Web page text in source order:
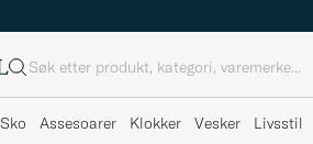
Søk
Sko Assesoarer Klokker Vesker Livsstil